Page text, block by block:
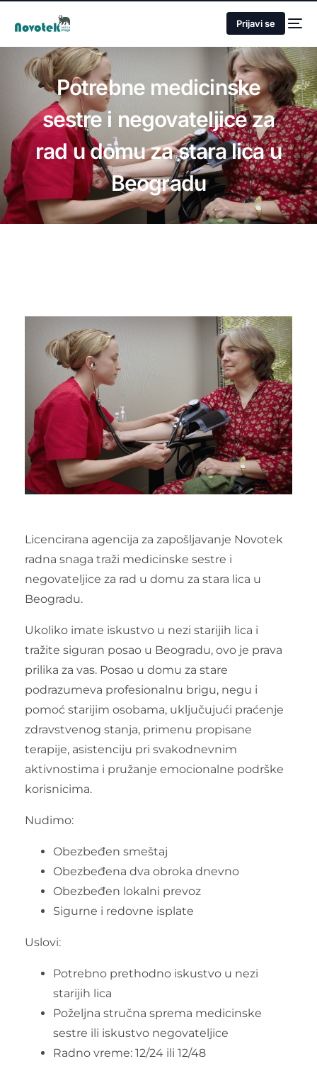
Prijavi se
Potrebne medicinske
sestre i negovateljice za
rad u domu za stara lica u
Beogradu
Licencirana agencija za zapošljavanje Novotek
radna snaga traži medicinske sestre i
negovateljice za rad u domu za stara lica u
Beogradu.
Ukoliko imate iskustvo u nezi starijih lica i
tražite siguran posao u Beogradu, ovo je prava
prilika za vas. Posao u domu za stare
podrazumeva profesionalnu brigu, negu i
pomoć starijim osobama, uključujući praćenje
zdravstvenog stanja, primenu propisane
terapije, asistenciju pri svakodnevnim
aktivnostima i pružanje emocionalne podrške
korisnicima.
Nudimo:
Obezbeđen smeštaj
Obezbeđena dva obroka dnevno
Obezbeđen lokalni prevoz
Sigurne i redovne isplate
Uslovi:
Potrebno prethodno iskustvo u nezi
starijih lica
Poželjna stručna sprema medicinske
sestre ili iskustvo negovateljice
Radno vreme: 12/24 ili 12/48